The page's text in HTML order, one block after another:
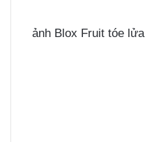
ảnh Blox Fruit tóe lửa